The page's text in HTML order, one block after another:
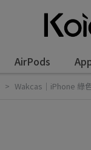
AirPods
Wakcas｜iPhone 綠